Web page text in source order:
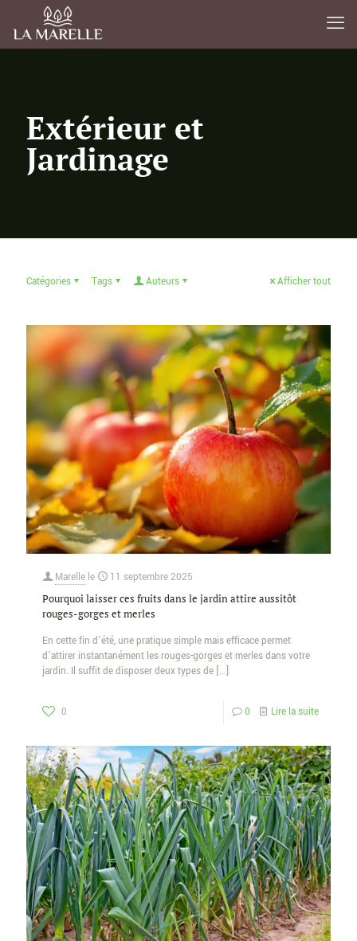
Extérieur et
Jardinage
Catégories Tags Auteurs Afficher tout
Marelle le 11 septembre 2025
Pourquoi laisser ces fruits dans le jardin attire aussitôt
rouges-gorges et merles
En cette fin d’été, une pratique simple mais efficace permet
d’attirer instantanément les rouges-gorges et merles dans votre
jardin. Il suffit de disposer deux types de […]
0 0 Lire la suite